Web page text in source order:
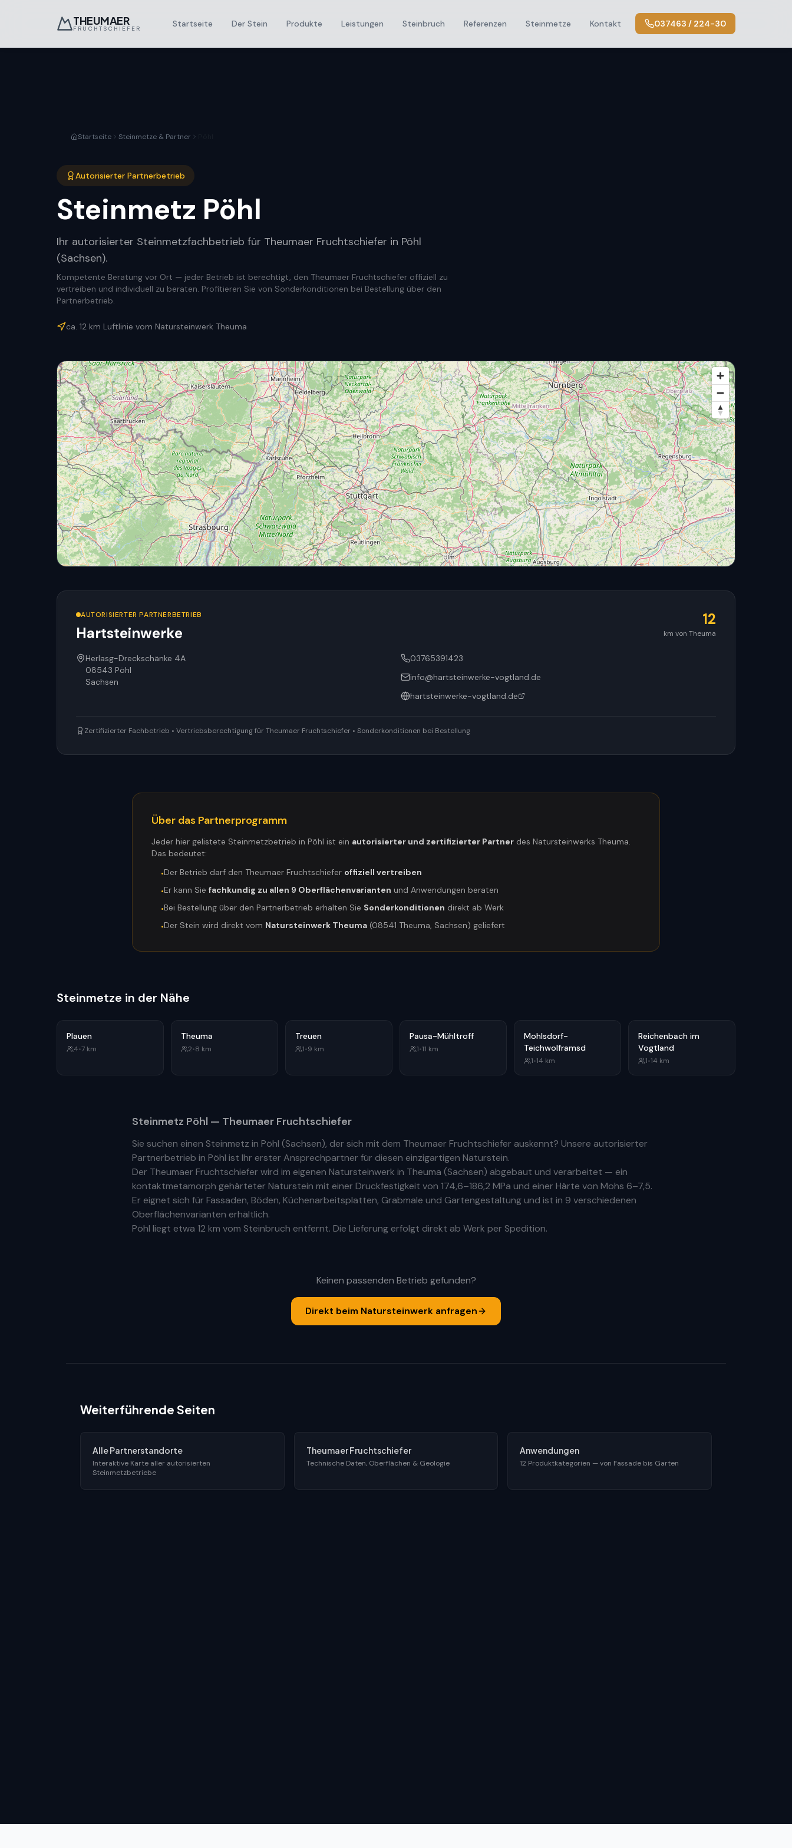
THEUMAER
FRUCHTSCHIEFER Startseite Der Stein Produkte Leistungen Steinbruch Referenzen Steinmetze Kontakt 037463 / 224-30
Startseite Steinmetze & Partner
Autorisierter Partnerbetrieb
Steinmetz Pöhl
Ihr autorisierter Steinmetzfachbetrieb für Theumaer Fruchtschiefer in Pöhl
(Sachsen).
Kompetente Beratung vor Ort — jeder Betrieb ist berechtigt, den Theumaer Fruchtschiefer offiziell zu
vertreiben und individuell zu beraten. Profitieren Sie von Sonderkonditionen bei Bestellung über den
Partnerbetrieb.
ca. 12 km Luftlinie vom Natursteinwerk Theuma
AUTORISIERTER PARTNERBETRIEB
Hartsteinwerke
12
km von Theuma
Herlasg-Dreckschänke 4A
08543 Pöhl
Sachsen
03765391423
info@hartsteinwerke-vogtland.de
hartsteinwerke-vogtland.de
Zertifizierter Fachbetrieb • Vertriebsberechtigung für Theumaer Fruchtschiefer • Sonderkonditionen bei Bestellung
Über das Partnerprogramm
Jeder hier gelistete Steinmetzbetrieb in Pöhl ist ein autorisierter und zertifizierter Partner des Natursteinwerks Theuma.
Das bedeutet:
•Der Betrieb darf den Theumaer Fruchtschiefer offiziell vertreiben
•Er kann Sie fachkundig zu allen 9 Oberflächenvarianten und Anwendungen beraten
•Bei Bestellung über den Partnerbetrieb erhalten Sie Sonderkonditionen direkt ab Werk
•Der Stein wird direkt vom Natursteinwerk Theuma (08541 Theuma, Sachsen) geliefert
Steinmetze in der Nähe
Plauen
4•7 km
Theuma
2•8 km
Treuen
1•9 km
Pausa-Mühltroff
1•11 km
Mohlsdorf-
Teichwolframsd
1•14 km
Reichenbach im
Vogtland
1•14 km
Steinmetz Pöhl — Theumaer Fruchtschiefer
Sie suchen einen Steinmetz in Pöhl (Sachsen), der sich mit dem Theumaer Fruchtschiefer auskennt? Unsere autorisierter
Partnerbetrieb in Pöhl ist Ihr erster Ansprechpartner für diesen einzigartigen Naturstein.
Der Theumaer Fruchtschiefer wird im eigenen Natursteinwerk in Theuma (Sachsen) abgebaut und verarbeitet — ein
kontaktmetamorph gehärteter Naturstein mit einer Druckfestigkeit von 174,6–186,2 MPa und einer Härte von Mohs 6–7,5.
Er eignet sich für Fassaden, Böden, Küchenarbeitsplatten, Grabmale und Gartengestaltung und ist in 9 verschiedenen
Oberflächenvarianten erhältlich.
Pöhl liegt etwa 12 km vom Steinbruch entfernt. Die Lieferung erfolgt direkt ab Werk per Spedition.
Keinen passenden Betrieb gefunden?
Direkt beim Natursteinwerk anfragen
Weiterführende Seiten
Alle Partnerstandorte
Interaktive Karte aller autorisierten
Steinmetzbetriebe
Theumaer Fruchtschiefer
Technische Daten, Oberflächen & Geologie
Anwendungen
12 Produktkategorien — von Fassade bis Garten